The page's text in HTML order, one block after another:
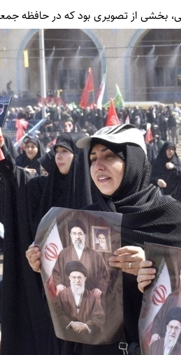
ملی، بخشی از تصویری بود که در حافظه